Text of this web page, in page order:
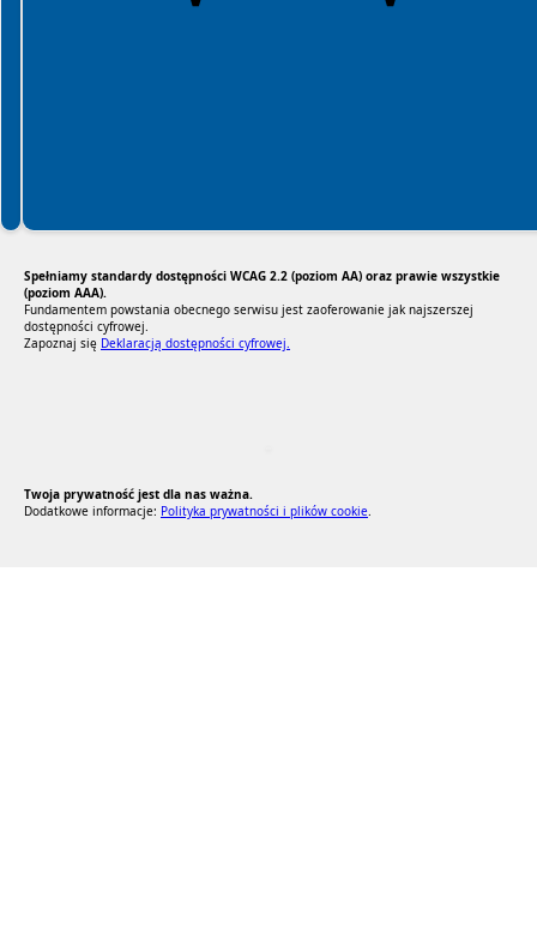
Spełniamy standardy dostępności WCAG 2.2 (poziom AA) oraz prawie wszystkie
(poziom AAA).
Fundamentem powstania obecnego serwisu jest zaoferowanie jak najszerszej
dostępności cyfrowej.
Zapoznaj się Deklaracją dostępności cyfrowej.
Twoja prywatność jest dla nas ważna.
Dodatkowe informacje: Polityka prywatności i plików cookie